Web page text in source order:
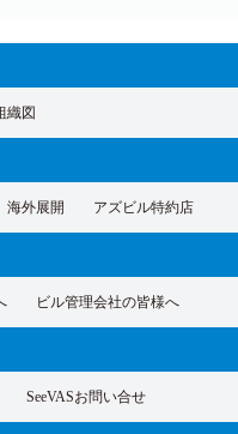
織図
海外展開 アズビル特約店
ビル管理会社の皆様へ
SeeVASお問い合せ